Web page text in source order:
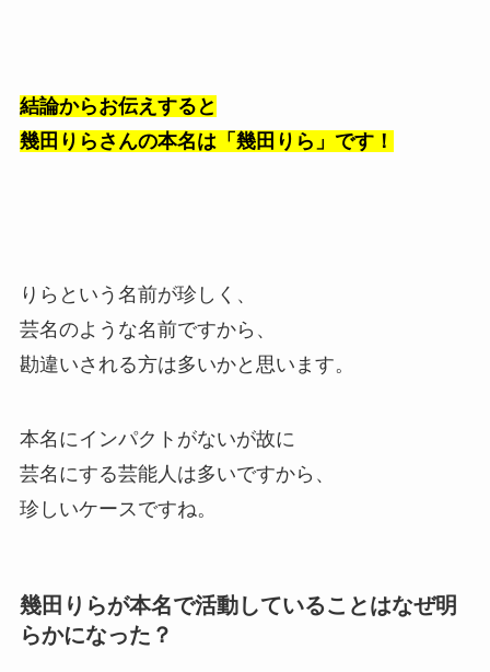
結論からお伝えすると
幾田りらさんの本名は「幾田りら」です！
りらという名前が珍しく、
芸名のような名前ですから、
勘違いされる方は多いかと思います。
本名にインパクトがないが故に
芸名にする芸能人は多いですから、
珍しいケースですね。
幾田りらが本名で活動していることはなぜ明
らかになった？